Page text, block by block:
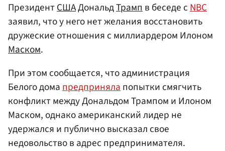
ПрезидентСШАДональдТрампв беседе сNBC
заявил, что у него нет желания восстановить
дружеские отношения с миллиардером Илоном
Маском.
При этом сообщается, что администрация
Белого домапредпринялапопытки смягчить
конфликт между Дональдом Трампом и Илоном
Маском, однако американский лидер не
удержался и публично высказал свое
недовольство в адрес предпринимателя.